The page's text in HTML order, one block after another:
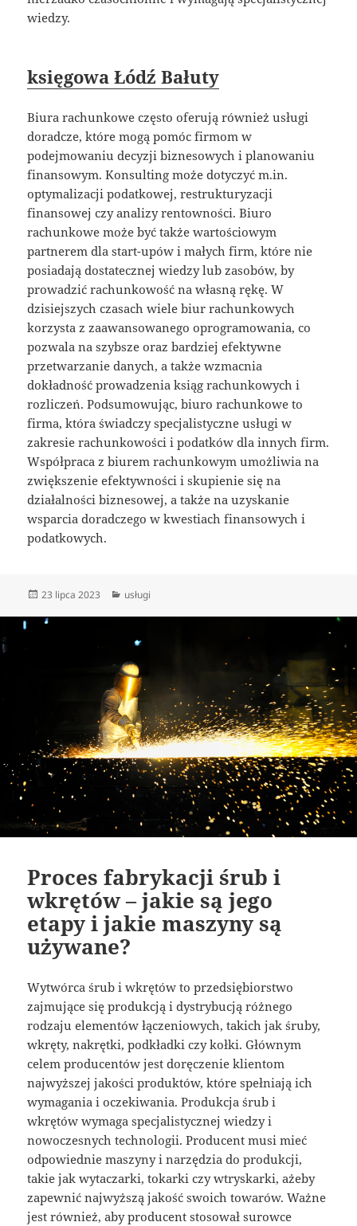
wiedzy.
księgowa Łódź Bałuty
Biura rachunkowe często oferują również usługi
doradcze, które mogą pomóc firmom w
podejmowaniu decyzji biznesowych i planowaniu
finansowym. Konsulting może dotyczyć m.in.
optymalizacji podatkowej, restrukturyzacji
finansowej czy analizy rentowności. Biuro
rachunkowe może być także wartościowym
partnerem dla start-upów i małych firm, które nie
posiadają dostatecznej wiedzy lub zasobów, by
prowadzić rachunkowość na własną rękę. W
dzisiejszych czasach wiele biur rachunkowych
korzysta z zaawansowanego oprogramowania, co
pozwala na szybsze oraz bardziej efektywne
przetwarzanie danych, a także wzmacnia
dokładność prowadzenia ksiąg rachunkowych i
rozliczeń. Podsumowując, biuro rachunkowe to
firma, która świadczy specjalistyczne usługi w
zakresie rachunkowości i podatków dla innych firm.
Współpraca z biurem rachunkowym umożliwia na
zwiększenie efektywności i skupienie się na
działalności biznesowej, a także na uzyskanie
wsparcia doradczego w kwestiach finansowych i
podatkowych.
Data
23 lipca 2023 Kategorie
usługi
Proces fabrykacji śrub i
wkrętów – jakie są jego
etapy i jakie maszyny są
używane?
Wytwórca śrub i wkrętów to przedsiębiorstwo
zajmujące się produkcją i dystrybucją różnego
rodzaju elementów łączeniowych, takich jak śruby,
wkręty, nakrętki, podkładki czy kołki. Głównym
celem producentów jest doręczenie klientom
najwyższej jakości produktów, które spełniają ich
wymagania i oczekiwania. Produkcja śrub i
wkrętów wymaga specjalistycznej wiedzy i
nowoczesnych technologii. Producent musi mieć
odpowiednie maszyny i narzędzia do produkcji,
takie jak wytaczarki, tokarki czy wtryskarki, ażeby
zapewnić najwyższą jakość swoich towarów. Ważne
jest również, aby producent stosował surowce